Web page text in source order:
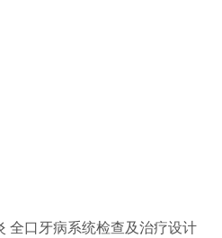
全口牙病系统检查及治疗设计